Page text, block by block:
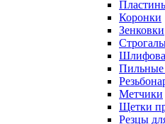
Коронки
Зенковки
Пильные
Метчики
Щетки
Резцы